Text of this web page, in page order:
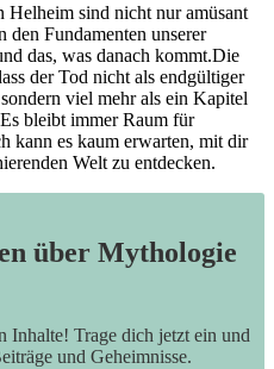
sind nicht nur amüsant
den Fundamenten unserer
das, was danach kommt.Die
der Tod nicht als endgültiger
viel mehr als ein Kapitel⁣
bleibt immer Raum für
kann es kaum erwarten, mit dir
Welt zu entdecken.
über Mythologie
Inhalte! Trage dich jetzt ein und
und Geheimnisse.